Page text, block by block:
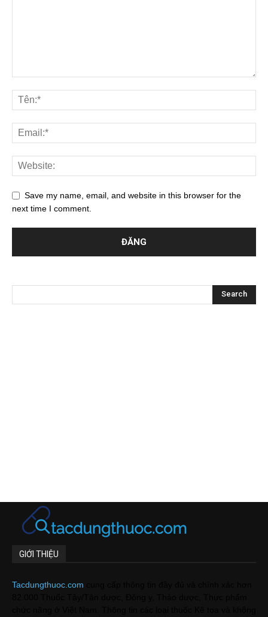
Save my name, email, and website in this browser for the
next time I comment.
GIỚI THIỆU
Tacdungthuoc.com